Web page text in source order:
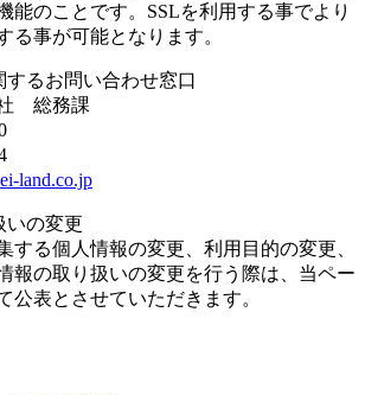
能のことです。SSLを利用する事でより
る事が可能となります。
るお問い合わせ窓口
総務課
land.co.jp
いの変更
する個人情報の変更、利用目的の変更、
報の取り扱いの変更を行う際は、当ペー
公表とさせていただきます。